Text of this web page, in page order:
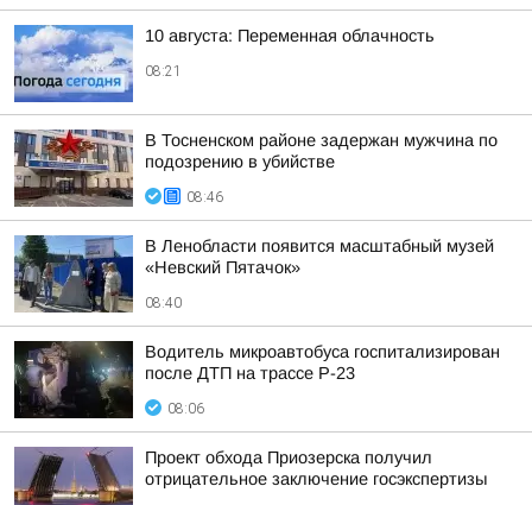
10 августа: Переменная облачность
08:21
В Тосненском районе задержан мужчина по
подозрению в убийстве
08:46
В Ленобласти появится масштабный музей
«Невский Пятачок»
08:40
Водитель микроавтобуса госпитализирован
после ДТП на трассе Р-23
08:06
Проект обхода Приозерска получил
отрицательное заключение госэкспертизы